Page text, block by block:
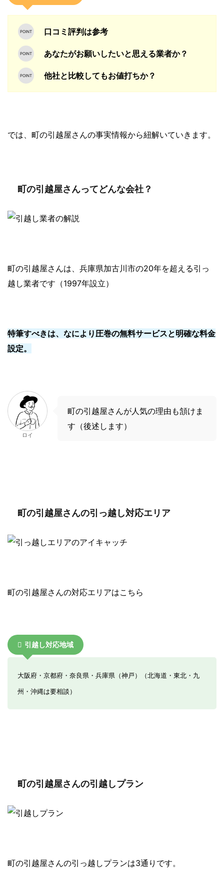
口コミ評判は参考
あなたがお願いしたいと思える業者か？
他社と比較してもお値打ちか？
では、町の引越屋さんの事実情報から紐解いていきます。
町の引越屋さんってどんな会社？
町の引越屋さんは、兵庫県加古川市の20年を超える引っ
越し業者です（1997年設立）
特筆すべきは、なにより圧巻の無料サービスと明確な料金
設定。
ロイ
町の引越屋さんが人気の理由も頷けま
す（後述します）
町の引越屋さんの引っ越し対応エリア
町の引越屋さんの対応エリアはこちら
引越し対応地域
大阪府・京都府・奈良県・兵庫県（神戸）（北海道・東北・九
州・沖縄は要相談）
町の引越屋さんの引越しプラン
町の引越屋さんの引っ越しプランは3通りです。